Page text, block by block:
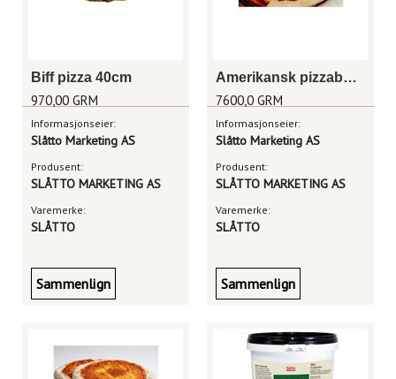
Biff pizza 40cm
970,00 GRM
Informasjonseier:
Slåtto Marketing AS
Produsent:
SLÅTTO MARKETING AS
Varemerke:
SLÅTTO
Sammenlign
Amerikansk pizzabunn m/saus 30cm, rå
7600,0 GRM
Informasjonseier:
Slåtto Marketing AS
Produsent:
SLÅTTO MARKETING AS
Varemerke:
SLÅTTO
Sammenlign